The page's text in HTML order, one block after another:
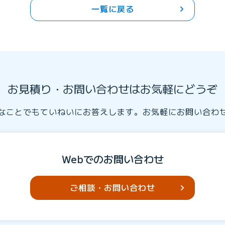
一覧に戻る
お見積り・お問い合わせはお気軽にどうぞ
ことでもていねいにお答えします。お気軽にお問い合わ
Webでのお問い合わせ
ご相談・お問い合わせ